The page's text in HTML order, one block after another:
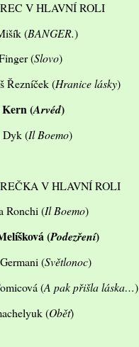
V HLAVNÍ ROLI
(BANGER.)
(Slovo)
Řezníček (Hranice lásky)
(Arvéd)
Dyk (Il Boemo)
V HLAVNÍ ROLI
Ronchi (Il Boemo)
(Podezření)
(Světlonoc)
(A pak přišla láska…)
(Oběť)